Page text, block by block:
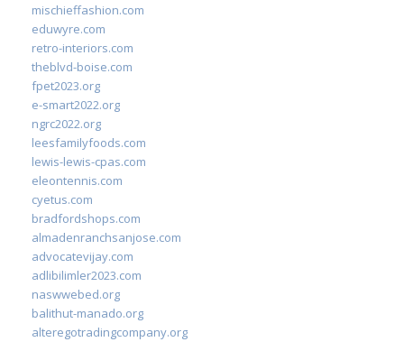
mischieffashion.com
eduwyre.com
retro-interiors.com
theblvd-boise.com
fpet2023.org
e-smart2022.org
ngrc2022.org
leesfamilyfoods.com
lewis-lewis-cpas.com
eleontennis.com
cyetus.com
bradfordshops.com
almadenranchsanjose.com
advocatevijay.com
adlibilimler2023.com
naswwebed.org
balithut-manado.org
alteregotradingcompany.org